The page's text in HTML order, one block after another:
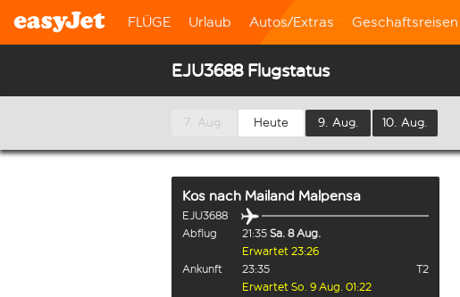
FLÜGE Urlaub Autos/Extras Geschaftsreisen
EJU3688 Flugstatus
7. Aug. Heute 9. Aug. 10. Aug.
Kos nach Mailand Malpensa
EJU3688
Abflug
21:35 Sa. 8 Aug.
Erwartet 23:26
Ankunft
23:35
T2
Erwartet So. 9 Aug. 01:22